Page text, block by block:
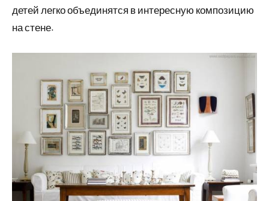
детей легко объединятся в интересную композицию
на стене.